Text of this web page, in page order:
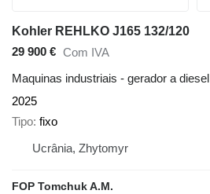
Kohler REHLKO J165 132/120
29 900 € Com IVA
Maquinas industriais - gerador a diesel
2025
Tipo fixo
Ucrânia, Zhytomyr
FOP Tomchuk A.M.